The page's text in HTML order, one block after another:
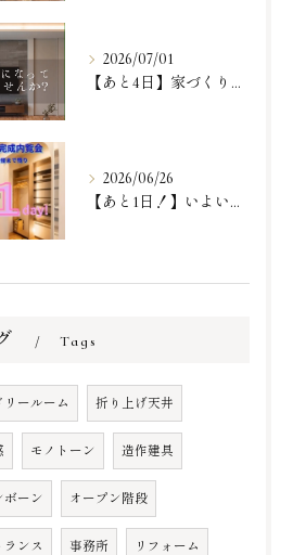
2026/07/01
【あと4日】家づくりが一歩進む『体験』に来ませんか？✨
2026/06/26
【あと1日！】いよいよ明日！
Tags
リールーム 折り上げ天井
モノトーン 造作建具
ボーン オープン階段
ランス 事務所 リフォーム